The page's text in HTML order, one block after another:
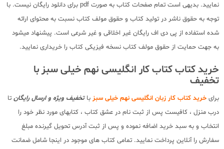
نمایید. بدیهی است تمام صفحات کتاب به صورت pdf برای دانلود رایگان نیست. با
توجه به حقوق ناشر در تولید کتاب و حقوق مولف کتاب نسبت به محتوای ارائه
شده استفاده از پی دی اف رایگان غیر اخلاقی و غیر شرعی است. پیشنهاد میشود
به جهت حمایت از حقوق مولف کتاب نسخه فیزیکی کتاب را خریداری نمایید.
خرید کتاب کتاب کار انگلیسی نهم خیلی سبز با
تخفیف
برای خرید کتاب کار زبان انگلیسی نهم خیلی سبز باتخفیف ویژه و ارسال رایگان تا
درب منزل ، کافیست پس از ثبت نام در عشق کتاب ، کتابهای مورد نظر خود را
انتخاب و به سبد خرید اضافه نموده و پس از ثبت آدرس تحویل گیرنده مبلغ
سفارش را آنلاین پرداخت نمایید. تمامی کتاب های موجود در اینجا شامل ضمانت